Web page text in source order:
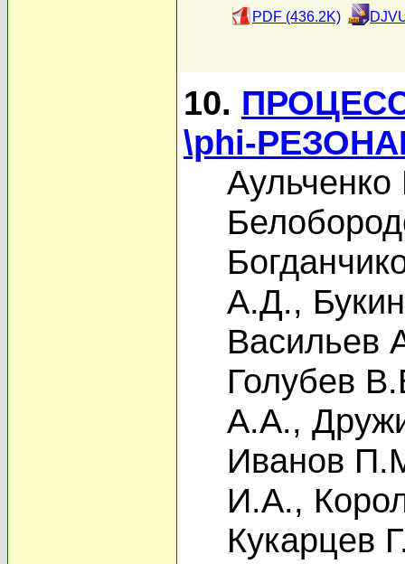
PDF (436.2K)
10.
\phi-
А.Д.,
Васильев
Голубев
А.А.,
Иванов
И.А.,
Кукарцев